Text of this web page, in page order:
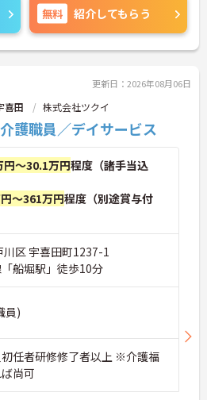
にご相談ください。
無料 紹介してもらう
更新日：2026年08月06日
喜田 株式会社ツクイ
護職員／デイサービス
円～30.1万円程度（諸手当込
～361万円程度（別途賞与付
川区 宇喜田町1237-1
船堀駅」徒歩10分
員)
任者研修修了者以上 ※介護福
尚可